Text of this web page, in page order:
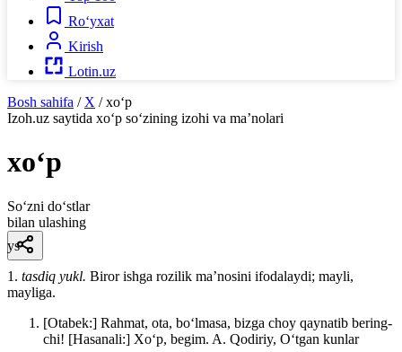
Ro‘yxat
Kirish
Lotin.uz
Bosh sahifa / X / xo‘p
Izoh.uz saytida xo‘p so‘zining izohi va ma’nolari
xo‘p
So‘zni do‘stlar
bilan ulashing
ys
1. tasdiq yukl. Biror ishga rozilik maʼnosini ifodalaydi; mayli,
mayliga.
[Otabek:] Rahmat, ota, boʻlmasa, bizga choy qaynatib bering-
chi! [Hasanali:] Xoʻp, begim. A. Qodiriy, Oʻtgan kunlar